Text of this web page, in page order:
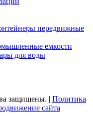
передвижные
емкости
для воды
защищены. | Политика
сайта